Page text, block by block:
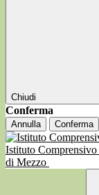
Chiudi
Conferma
Annulla Conferma
Istituto
di Mezzo